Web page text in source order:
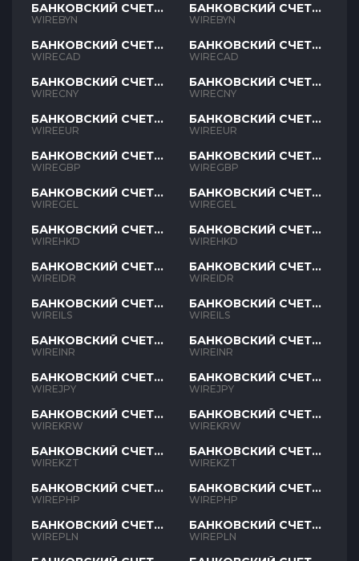
БАНКОВСКИЙ СЧЕТ
BYN
WIREBYN
БАНКОВСКИЙ СЧЕТ
CAD
WIRECAD
БАНКОВСКИЙ СЧЕТ
CNY
WIRECNY
БАНКОВСКИЙ СЧЕТ
EUR
WIREEUR
БАНКОВСКИЙ СЧЕТ
GBP
WIREGBP
БАНКОВСКИЙ СЧЕТ
GEL
WIREGEL
БАНКОВСКИЙ СЧЕТ
HKD
WIREHKD
БАНКОВСКИЙ СЧЕТ
IDR
WIREIDR
БАНКОВСКИЙ СЧЕТ
ILS
WIREILS
БАНКОВСКИЙ СЧЕТ
INR
WIREINR
БАНКОВСКИЙ СЧЕТ
JPY
WIREJPY
БАНКОВСКИЙ СЧЕТ
KRW
WIREKRW
БАНКОВСКИЙ СЧЕТ
KZT
WIREKZT
БАНКОВСКИЙ СЧЕТ
PHP
WIREPHP
БАНКОВСКИЙ СЧЕТ
PLN
WIREPLN
БАНКОВСКИЙ СЧЕТ
BYN
WIREBYN
БАНКОВСКИЙ СЧЕТ
CAD
WIRECAD
БАНКОВСКИЙ СЧЕТ
CNY
WIRECNY
БАНКОВСКИЙ СЧЕТ
EUR
WIREEUR
БАНКОВСКИЙ СЧЕТ
GBP
WIREGBP
БАНКОВСКИЙ СЧЕТ
GEL
WIREGEL
БАНКОВСКИЙ СЧЕТ
HKD
WIREHKD
БАНКОВСКИЙ СЧЕТ
IDR
WIREIDR
БАНКОВСКИЙ СЧЕТ
ILS
WIREILS
БАНКОВСКИЙ СЧЕТ
INR
WIREINR
БАНКОВСКИЙ СЧЕТ
JPY
WIREJPY
БАНКОВСКИЙ СЧЕТ
KRW
WIREKRW
БАНКОВСКИЙ СЧЕТ
KZT
WIREKZT
БАНКОВСКИЙ СЧЕТ
PHP
WIREPHP
БАНКОВСКИЙ СЧЕТ
PLN
WIREPLN